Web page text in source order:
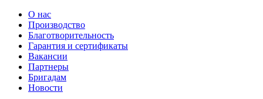
О нас
Производство
Благотворительность
Гарантия и сертификаты
Вакансии
Партнеры
Бригадам
Новости